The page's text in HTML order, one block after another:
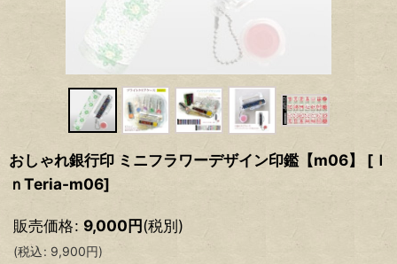
おしゃれ銀行印 ミニフラワーデザイン印鑑【m06】 [ Ｉ
ｎTeria-m06]
販売価格: 9,000円(税別)
(税込: 9,900円)